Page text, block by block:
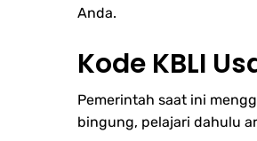
Anda.
Kode KBLI
Pemerintah saat ini
bingung, pelajari dahulu